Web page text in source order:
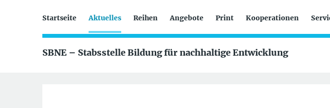
Startseite Aktuelles Reihen Angebote Print Kooperationen
SBNE – Stabsstelle Bildung für nachhaltige Entwicklung